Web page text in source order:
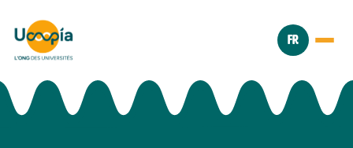
FR